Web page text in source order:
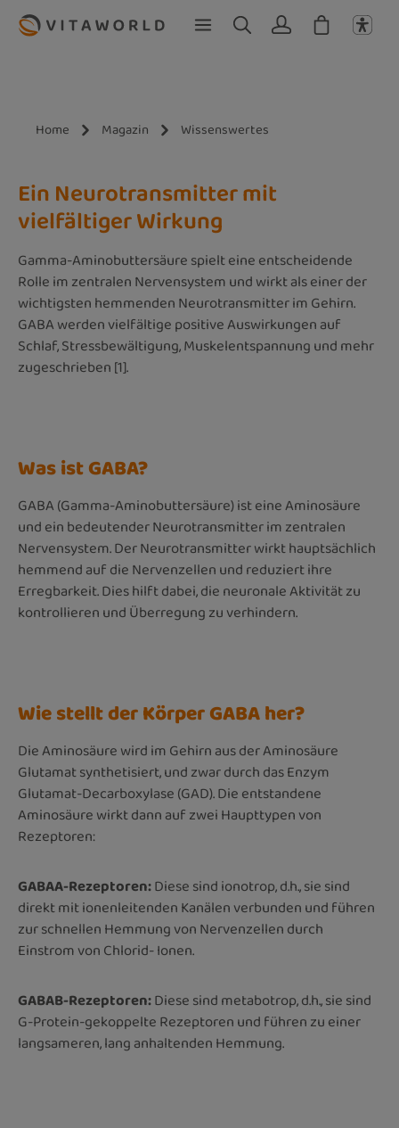
Zum Hauptinhalt springen
Home Magazin Wissenswertes
Ein Neurotransmitter mit
vielfältiger Wirkung
Gamma-Aminobuttersäure spielt eine entscheidende
Rolle im zentralen Nervensystem und wirkt als einer der
wichtigsten hemmenden Neurotransmitter im Gehirn.
GABA werden vielfältige positive Auswirkungen auf
Schlaf, Stressbewältigung, Muskelentspannung und mehr
zugeschrieben [1].
Was ist GABA?
GABA (Gamma-Aminobuttersäure) ist eine Aminosäure
und ein bedeutender Neurotransmitter im zentralen
Nervensystem. Der Neurotransmitter wirkt hauptsächlich
hemmend auf die Nervenzellen und reduziert ihre
Erregbarkeit. Dies hilft dabei, die neuronale Aktivität zu
kontrollieren und Überregung zu verhindern.
Wie stellt der Körper GABA her?
Die Aminosäure wird im Gehirn aus der Aminosäure
Glutamat synthetisiert, und zwar durch das Enzym
Glutamat-Decarboxylase (GAD). Die entstandene
Aminosäure wirkt dann auf zwei Haupttypen von
Rezeptoren:
GABAA-Rezeptoren:Diese sind ionotrop, d.h., sie sind
direkt mit ionenleitenden Kanälen verbunden und führen
zur schnellen Hemmung von Nervenzellen durch
Einstrom von Chlorid- Ionen.
GABAB-Rezeptoren:Diese sind metabotrop, d.h., sie sind
G-Protein-gekoppelte Rezeptoren und führen zu einer
langsameren, lang anhaltenden Hemmung.